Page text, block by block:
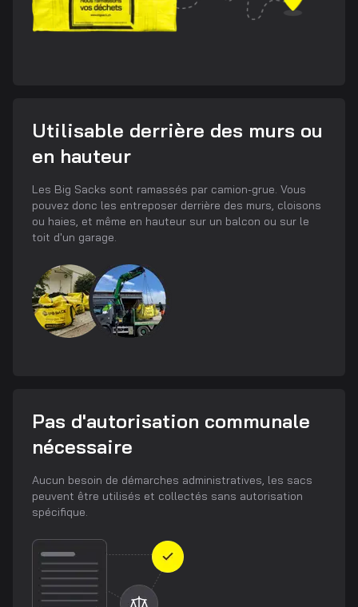
Utilisable derrière des murs ou
en hauteur
Les Big Sacks sont ramassés par camion-grue. Vous
pouvez donc les entreposer derrière des murs, cloisons
ou haies, et même en hauteur sur un balcon ou sur le
toit d'un garage.
Pas d'autorisation communale
nécessaire
Aucun besoin de démarches administratives, les sacs
peuvent être utilisés et collectés sans autorisation
spécifique.